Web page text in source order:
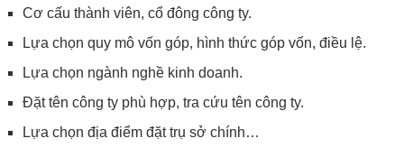
Cơ cấu thành viên, cổ đông công ty.
Lựa chọn quy mô vốn góp, hình thức góp vốn, điều lệ.
Lựa chọn ngành nghề kinh doanh.
Đặt tên công ty phù hợp, tra cứu tên công ty.
Lựa chọn địa điểm đặt trụ sở chính…